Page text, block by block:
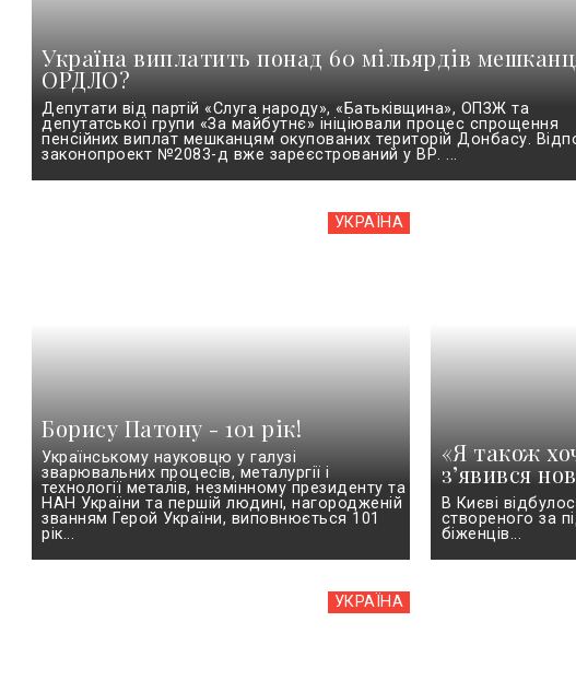
Україна виплатить понад 60 мільярдів
ОРДЛО?
Депутати від партій «Слуга народу», «Батьківщина», ОПЗЖ та
депутатської групи «За майбутнє» ініціювали процес спрощення
пенсійних виплат мешканцям окупованих територій Донбасу.
законопроект №2083-д вже зареєстрований у ВР. ...
УКРАЇНА
Борису Патону - 101 рік!
Українському науковцю у галузі
зварювальних процесів, металургії і
технології металів, незмінному президенту та
НАН України та першій людині, нагородженій
званням Герой України, виповнюється 101
рік...
«Я також
з’явився
В Києві
створеного за
біженців...
УКРАЇНА